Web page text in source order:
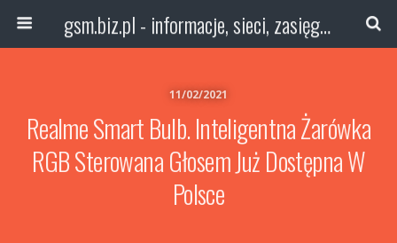
gsm.biz.pl - informacje, sieci, zasięg technologie
11/02/2021
Realme Smart Bulb. Inteligentna Żarówka
RGB Sterowana Głosem Już Dostępna W
Polsce